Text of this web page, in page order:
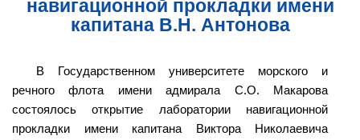
навигационной прокладки имени
капитана В.Н. Антонова
В Государственном университете морского и
речного флота имени адмирала С.О. Макарова
состоялось открытие лаборатории навигационной
прокладки имени капитана Виктора Николаевича